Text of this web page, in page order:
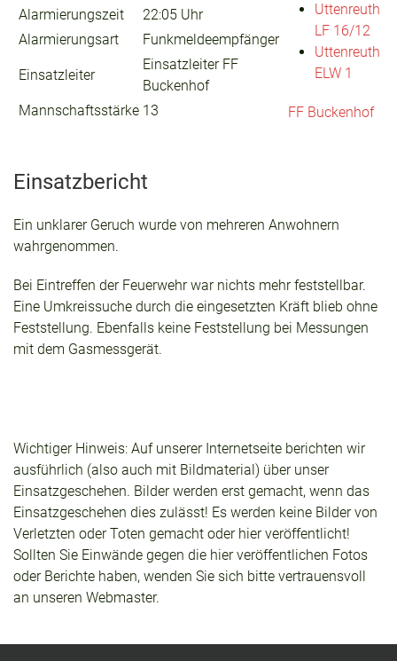
Alarmierungszeit
22:05 Uhr
Alarmierungsart
Funkmeldeempfänger
Einsatzleiter
Einsatzleiter FF
Buckenhof
Mannschaftsstärke 13
Uttenreuth
LF 16/12
Uttenreuth
ELW 1
FF Buckenhof
Einsatzbericht
Ein unklarer Geruch wurde von mehreren Anwohnern
wahrgenommen.
Bei Eintreffen der Feuerwehr war nichts mehr feststellbar.
Eine Umkreissuche durch die eingesetzten Kräft blieb ohne
Feststellung. Ebenfalls keine Feststellung bei Messungen
mit dem Gasmessgerät.
Wichtiger Hinweis: Auf unserer Internetseite berichten wir
ausführlich (also auch mit Bildmaterial) über unser
Einsatzgeschehen. Bilder werden erst gemacht, wenn das
Einsatzgeschehen dies zulässt! Es werden keine Bilder von
Verletzten oder Toten gemacht oder hier veröffentlicht!
Sollten Sie Einwände gegen die hier veröffentlichen Fotos
oder Berichte haben, wenden Sie sich bitte vertrauensvoll
an unseren Webmaster.